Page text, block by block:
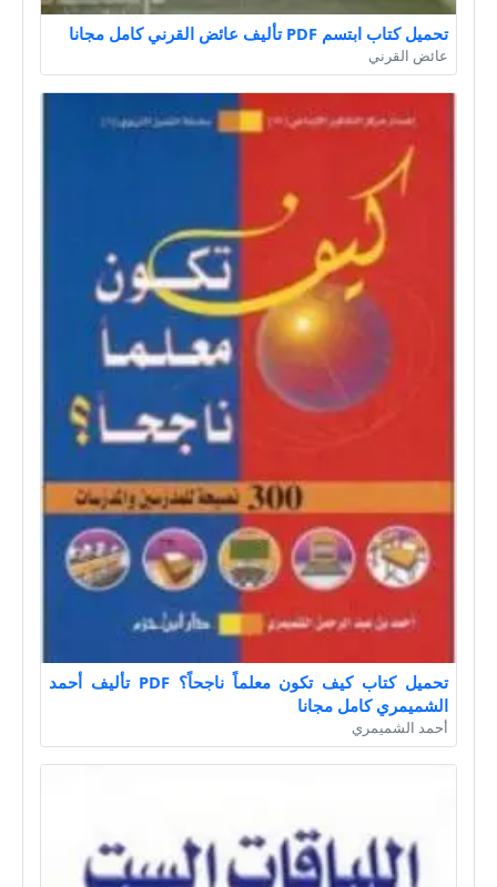
تحميل كتاب ابتسم PDF تأليف عائض القرني كامل مجانا
عائض القرني
تحميل كتاب كيف تكون معلماً ناجحاً؟ PDF تأليف أحمد
الشميمري كامل مجانا
أحمد الشميمري